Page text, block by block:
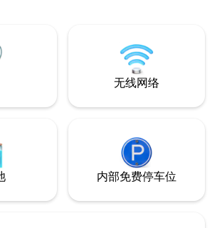
5公里，距离大海30公
区域，正等待着您
无线网络
内部免费停车位